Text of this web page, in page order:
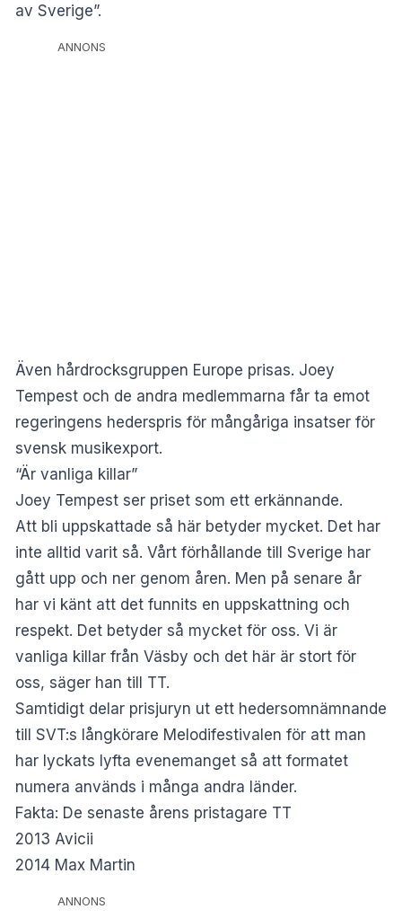
av Sverige”.
ANNONS
Även hårdrocksgruppen Europe prisas. Joey
Tempest och de andra medlemmarna får ta emot
regeringens hederspris för mångåriga insatser för
svensk musikexport.
“Är vanliga killar”
Joey Tempest ser priset som ett erkännande.
Att bli uppskattade så här betyder mycket. Det har
inte alltid varit så. Vårt förhållande till Sverige har
gått upp och ner genom åren. Men på senare år
har vi känt att det funnits en uppskattning och
respekt. Det betyder så mycket för oss. Vi är
vanliga killar från Väsby och det här är stort för
oss, säger han till TT.
Samtidigt delar prisjuryn ut ett hedersomnämnande
till SVT:s långkörare Melodifestivalen för att man
har lyckats lyfta evenemanget så att formatet
numera används i många andra länder.
Fakta: De senaste årens pristagare TT
2013 Avicii
2014 Max Martin
ANNONS